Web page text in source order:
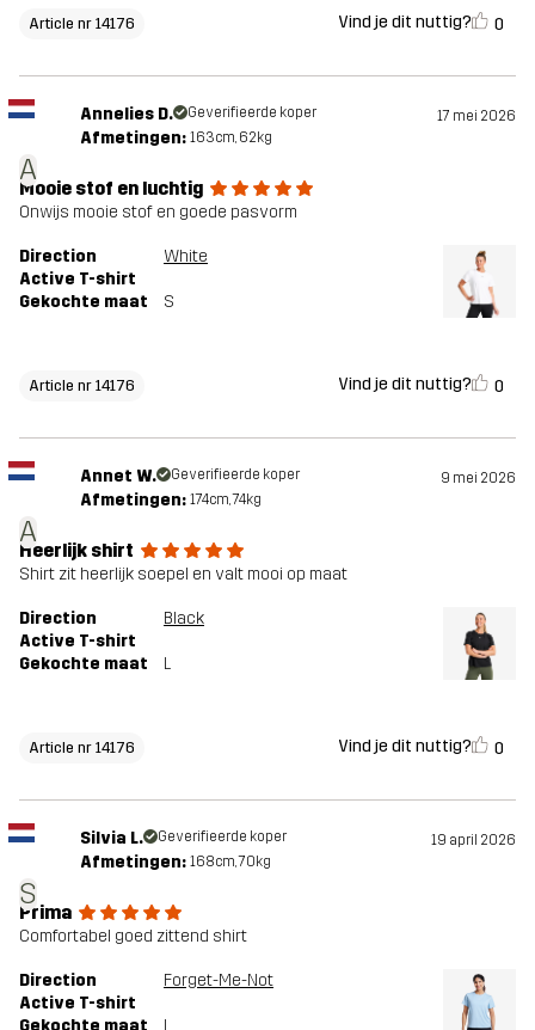
Article nr 14176 Vind je dit nuttig? 0
A
Annelies D. Geverifieerde koper 17 mei 2026
Afmetingen: 163cm, 62kg
Mooie stof en luchtig
Onwijs mooie stof en goede pasvorm
Direction
Active T-shirt
White
Gekochte maat S
Article nr 14176 Vind je dit nuttig? 0
A
Annet W. Geverifieerde koper 9 mei 2026
Afmetingen: 174cm, 74kg
Heerlijk shirt
Shirt zit heerlijk soepel en valt mooi op maat
Direction
Active T-shirt
Black
Gekochte maat L
Article nr 14176 Vind je dit nuttig? 0
S
Silvia L. Geverifieerde koper 19 april 2026
Afmetingen: 168cm, 70kg
Prima
Comfortabel goed zittend shirt
Direction
Active T-shirt
Forget-Me-Not
Gekochte maat L